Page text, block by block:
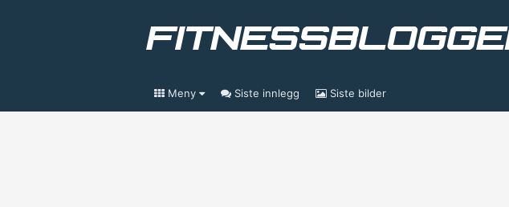
Meny Siste innlegg Siste bilder